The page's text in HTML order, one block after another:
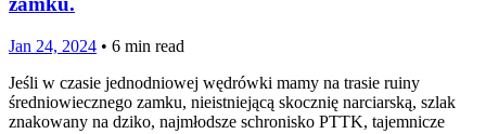
Jan 24, 2024 • 6 min read
Jeśli w czasie jednodniowej wędrówki mamy na trasie ruiny
średniowiecznego zamku, nieistniejącą skocznię narciarską, szlak
znakowany na dziko, najmłodsze schronisko PTTK, tajemnicze